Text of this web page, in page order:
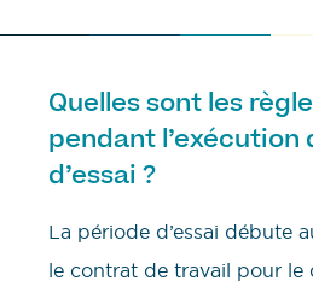
Quelles sont les
pendant l’exécution
d’essai ?
La période d’essai débute
le contrat de travail pour le